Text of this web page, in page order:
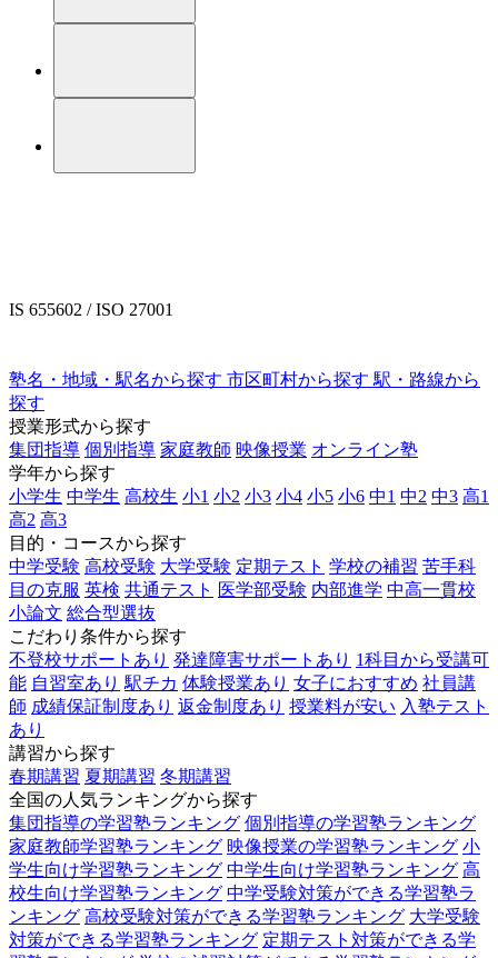
IS 655602 / ISO 27001
塾名・地域・駅名から探す 市区町村から探す 駅・路線から
探す
授業形式から探す
集団指導 個別指導 家庭教師 映像授業 オンライン塾
学年から探す
小学生 中学生 高校生 小1 小2 小3 小4 小5 小6 中1 中2 中3 高1
高2 高3
目的・コースから探す
中学受験 高校受験 大学受験 定期テスト 学校の補習 苦手科
目の克服 英検 共通テスト 医学部受験 内部進学 中高一貫校
小論文 総合型選抜
こだわり条件から探す
不登校サポートあり 発達障害サポートあり 1科目から受講可
能 自習室あり 駅チカ 体験授業あり 女子におすすめ 社員講
師 成績保証制度あり 返金制度あり 授業料が安い 入塾テスト
あり
講習から探す
春期講習 夏期講習 冬期講習
全国の人気ランキングから探す
集団指導の学習塾ランキング 個別指導の学習塾ランキング
家庭教師学習塾ランキング 映像授業の学習塾ランキング 小
学生向け学習塾ランキング 中学生向け学習塾ランキング 高
校生向け学習塾ランキング 中学受験対策ができる学習塾ラ
ンキング 高校受験対策ができる学習塾ランキング 大学受験
対策ができる学習塾ランキング 定期テスト対策ができる学